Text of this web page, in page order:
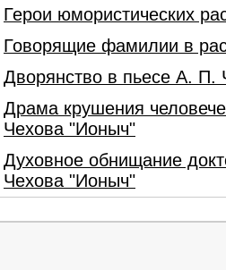
Герои юмористических
Говорящие фамилии в
Дворянство в пьесе А.
Драма крушения
Чехова "Ионыч"
Духовное обнищание
Чехова "Ионыч"